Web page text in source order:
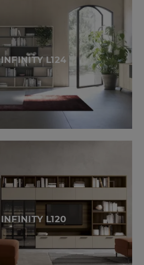
INFINITY L124
INFINITY L120